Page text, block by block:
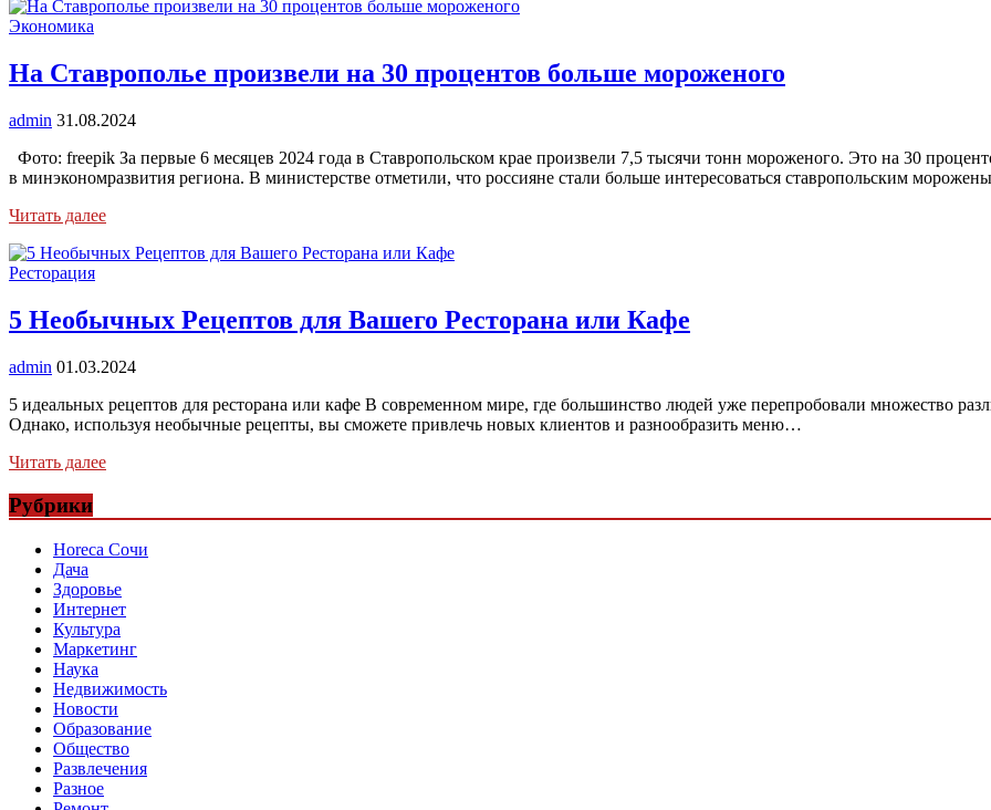
Экономика
На Ставрополье произвели на 30 процентов больше мороженого
admin 31.08.2024
Фото: freepik За первые 6 месяцев 2024 года в Ставропольском крае произвели 7,5 тысячи тонн мороженого. Это на 30
в минэкономразвития региона. В министерстве отметили, что россияне стали больше интересоваться ставропольским
Читать далее
Ресторация
5 Необычных Рецептов для Вашего Ресторана или Кафе
admin 01.03.2024
5 идеальных рецептов для ресторана или кафе В современном мире, где большинство людей уже перепробовали множество
Однако, используя необычные рецепты, вы сможете привлечь новых клиентов и разнообразить меню…
Читать далее
Рубрики
Horeca Сочи
Дача
Здоровье
Интернет
Культура
Маркетинг
Наука
Недвижимость
Новости
Образование
Общество
Развлечения
Разное